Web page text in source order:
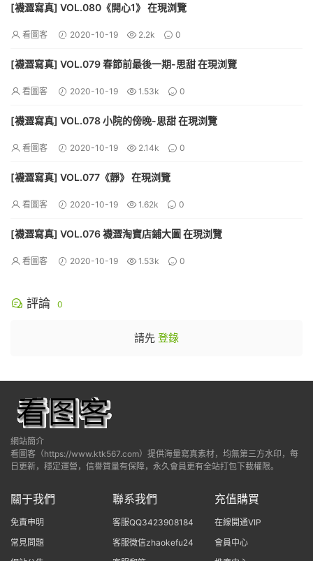
[襪澀寫真] VOL.080《開心1》 在現浏覽
看圖客 2020-10-19 2.2k 0
[襪澀寫真] VOL.079 春節前最後一期-思甜 在現浏覽
看圖客 2020-10-19 1.53k 0
[襪澀寫真] VOL.078 小院的傍晚-思甜 在現浏覽
看圖客 2020-10-19 2.14k 0
[襪澀寫真] VOL.077《靜》 在現浏覽
看圖客 2020-10-19 1.62k 0
[襪澀寫真] VOL.076 襪澀淘寶店鋪大圖 在現浏覽
看圖客 2020-10-19 1.53k 0
評論 0
請先 登錄
網站簡介
看圖客（https://www.ktk567.com）提供海量寫真素材，均無第三方水印，每
日更新，穩定運營，信譽質量有保障，永久會員更有全站打包下載權限。
關于我們
免責申明
常見問題
聯系我們
客服QQ3423908184
客服微信zhaokefu24
充值購買
在線開通VIP
會員中心